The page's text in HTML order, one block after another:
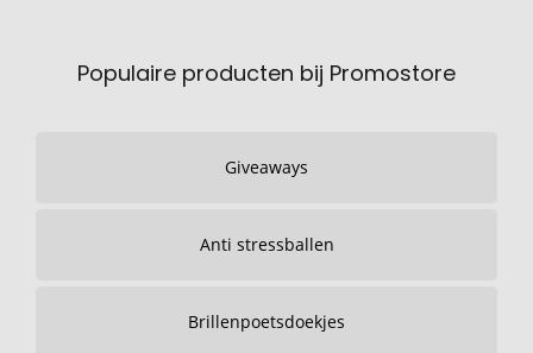
Populaire producten bij Promostore
Giveaways
Anti stressballen
Brillenpoetsdoekjes